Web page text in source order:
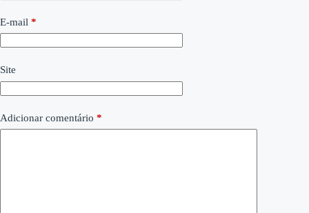
E-mail *
Site
Adicionar comentário *